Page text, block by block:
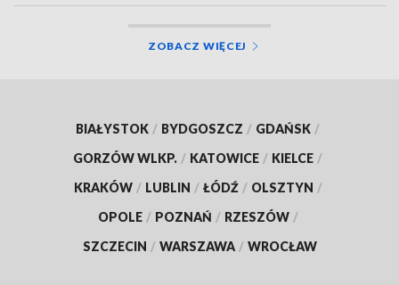
ZOBACZ WIĘCEJ
BIAŁYSTOK / BYDGOSZCZ / GDAŃSK /
GORZÓW WLKP. / KATOWICE / KIELCE /
KRAKÓW / LUBLIN / ŁÓDŹ / OLSZTYN /
OPOLE / POZNAŃ / RZESZÓW /
SZCZECIN / WARSZAWA / WROCŁAW